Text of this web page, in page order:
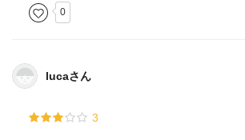
0
lucaさん
3